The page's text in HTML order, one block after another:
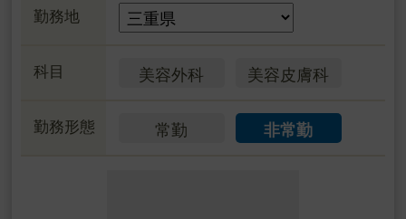
勤務地
科目 美容外科 美容皮膚科
勤務形態 常勤 非常勤